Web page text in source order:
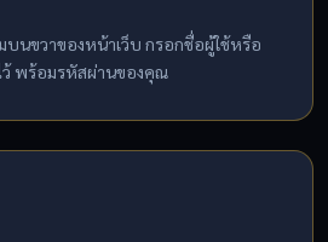
นขวาของหน้าเว็บ กรอกชื่อผู้ใช้หรือ
ว้ พร้อมรหัสผ่านของคุณ